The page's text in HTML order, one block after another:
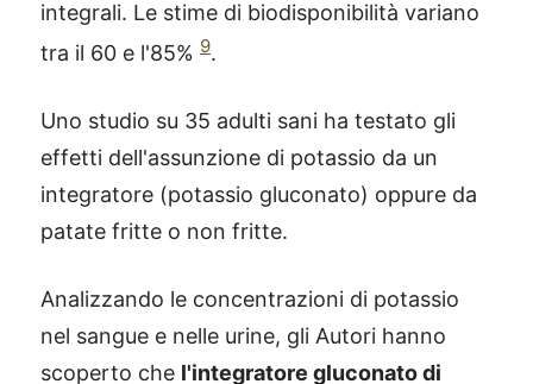
integrali. Le stime di biodisponibilità variano
tra il 60 e l'85% 9.
Uno studio su 35 adulti sani ha testato gli
effetti dell'assunzione di potassio da un
integratore (potassio gluconato) oppure da
patate fritte o non fritte.
Analizzando le concentrazioni di potassio
nel sangue e nelle urine, gli Autori hanno
scoperto che l'integratore gluconato di